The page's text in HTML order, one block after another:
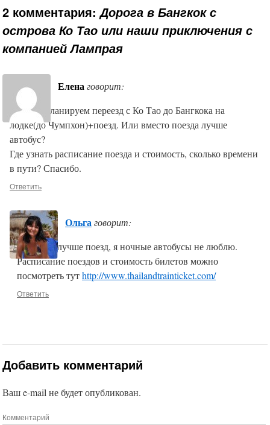
2 комментария:Дорога в Бангкок с
острова Ко Тао или наши приключения с
компанией Лампрая
Еленаговорит:
В марте планируем переезд с Ко Тао до Бангкока на
лодке(до Чумпхон)+поезд. Или вместо поезда лучше
автобус?
Где узнать расписание поезда и стоимость, сколько времени
в пути? Спасибо.
Ответить
Ольгаговорит:
Для меня лучше поезд, я ночные автобусы не люблю.
Расписание поездов и стоимость билетов можно
посмотреть тутhttp://www.thailandtrainticket.com/
Ответить
Добавить комментарий
Ваш e-mail не будет опубликован.
Комментарий